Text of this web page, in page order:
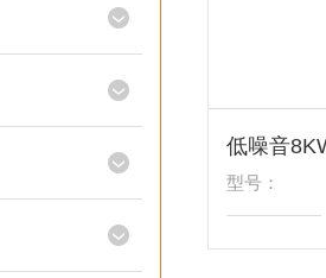
型号：